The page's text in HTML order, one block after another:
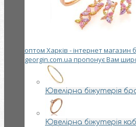
оптом Харків - інтернет магазин
georgin.com.ua пропонує Вам
Ювелірна біжутерія
Ювелірна біжутерія